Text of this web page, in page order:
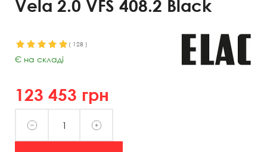
Vela 2.0 VFS 408.2 Black
( 128 )
Є на складі
123 453 грн